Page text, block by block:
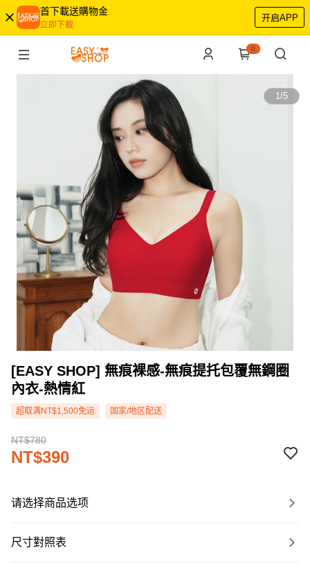
首下載送購物金
立即下載
开启APP
0
1/5
[EASY SHOP] 無痕裸感-無痕提托包覆無鋼圈
內衣-熱情紅
超取满NT$1,500免运 国家/地区配送
NT$780
NT$390
请选择商品选项
尺寸對照表